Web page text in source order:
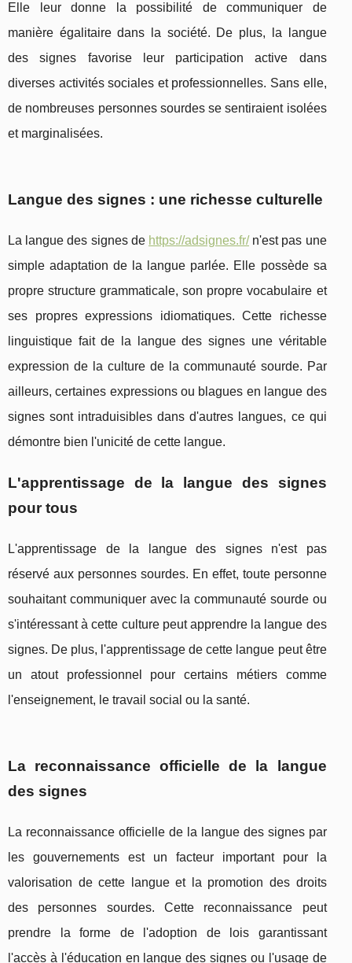
Elle leur donne la possibilité de communiquer de
manière égalitaire dans la société. De plus, la langue
des signes favorise leur participation active dans
diverses activités sociales et professionnelles. Sans elle,
de nombreuses personnes sourdes se sentiraient isolées
et marginalisées.
Langue des signes : une richesse culturelle
La langue des signes de https://adsignes.fr/n'est pas une
simple adaptation de la langue parlée. Elle possède sa
propre structure grammaticale, son propre vocabulaire et
ses propres expressions idiomatiques. Cette richesse
linguistique fait de la langue des signes une véritable
expression de la culture de la communauté sourde. Par
ailleurs, certaines expressions ou blagues en langue des
signes sont intraduisibles dans d'autres langues, ce qui
démontre bien l'unicité de cette langue.
L'apprentissage de la langue des signes
pour tous
L'apprentissage de la langue des signes n'est pas
réservé aux personnes sourdes. En effet, toute personne
souhaitant communiquer avec la communauté sourde ou
s'intéressant à cette culture peut apprendre la langue des
signes. De plus, l'apprentissage de cette langue peut être
un atout professionnel pour certains métiers comme
l'enseignement, le travail social ou la santé.
La reconnaissance officielle de la langue
des signes
La reconnaissance officielle de la langue des signes par
les gouvernements est un facteur important pour la
valorisation de cette langue et la promotion des droits
des personnes sourdes. Cette reconnaissance peut
prendre la forme de l'adoption de lois garantissant
l'accès à l'éducation en langue des signes ou l'usage de